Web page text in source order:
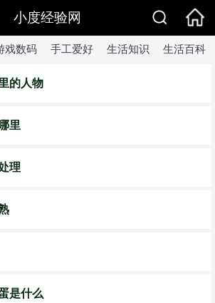
小度经验网
戏数码 手工爱好 生活知识 生活百科
的人物
里
理
是什么